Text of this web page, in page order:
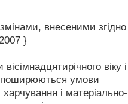
внесеними згідно
}
віку і
поширюються умови
і матеріально-